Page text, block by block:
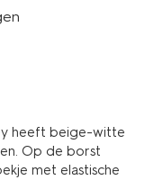
heeft beige-witte
Op de borst
met elastische